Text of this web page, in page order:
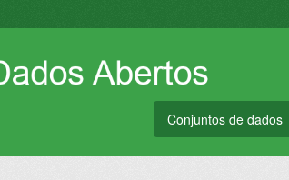
Conjuntos de dados